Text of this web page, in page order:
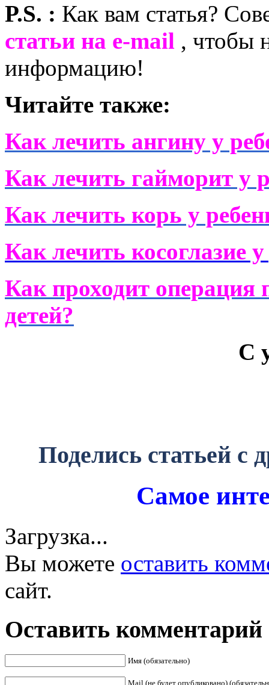
P.S. : Как вам статья?
статьи на e-mail , чтобы
информацию!
Читайте также:
Как лечить ангину у
Как лечить гайморит у
Как лечить корь у
Как лечить косоглазие у
Как проходит операция
детей?
С
Поделись статьей
Самое
Загрузка...
Вы можете оставить
сайт.
Оставить комментарий
Имя (обязательно)
Mail (не будет опубликовано)